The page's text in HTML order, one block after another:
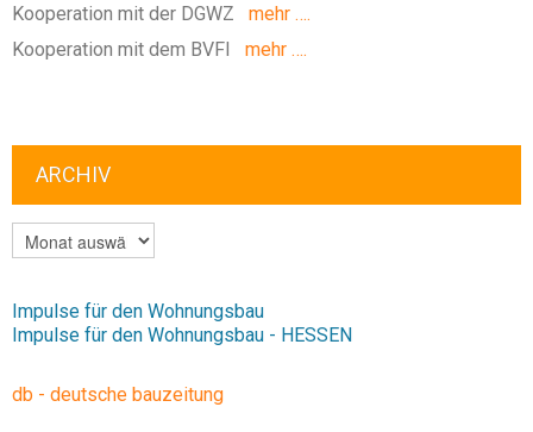
Kooperation mit der DGWZ mehr ….
Kooperation mit dem BVFI
mehr ….
ARCHIV
ARCHIV
Impulse für den Wohnungsbau
Impulse für den Wohnungsbau - HESSEN
db - deutsche bauzeitung